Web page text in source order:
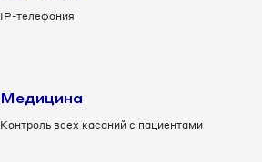
IP-телефония
Медицина
Контроль всех касаний с пациентами